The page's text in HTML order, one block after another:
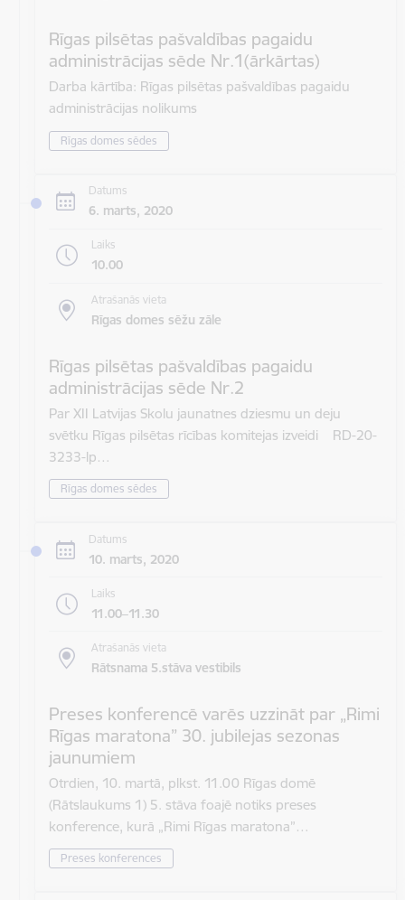
Rīgas pilsētas pašvaldības pagaidu
administrācijas sēde Nr.1(ārkārtas)
Darba kārtība: Rīgas pilsētas pašvaldības pagaidu
administrācijas nolikums
Rīgas domes sēdes
Datums
6. marts, 2020
Laiks
10.00
Atrašanās vieta
Rīgas domes sēžu zāle
Rīgas pilsētas pašvaldības pagaidu
administrācijas sēde Nr.2
Par XII Latvijas Skolu jaunatnes dziesmu un deju
svētku Rīgas pilsētas rīcības komitejas izveidi RD-20-
3233-lp…
Rīgas domes sēdes
Datums
10. marts, 2020
Laiks
11.00–11.30
Atrašanās vieta
Rātsnama 5.stāva vestibils
Preses konferencē varēs uzzināt par „Rimi
Rīgas maratona” 30. jubilejas sezonas
jaunumiem
Otrdien, 10. martā, plkst. 11.00 Rīgas domē
(Rātslaukums 1) 5. stāva foajē notiks preses
konference, kurā „Rimi Rīgas maratona”…
Preses konferences